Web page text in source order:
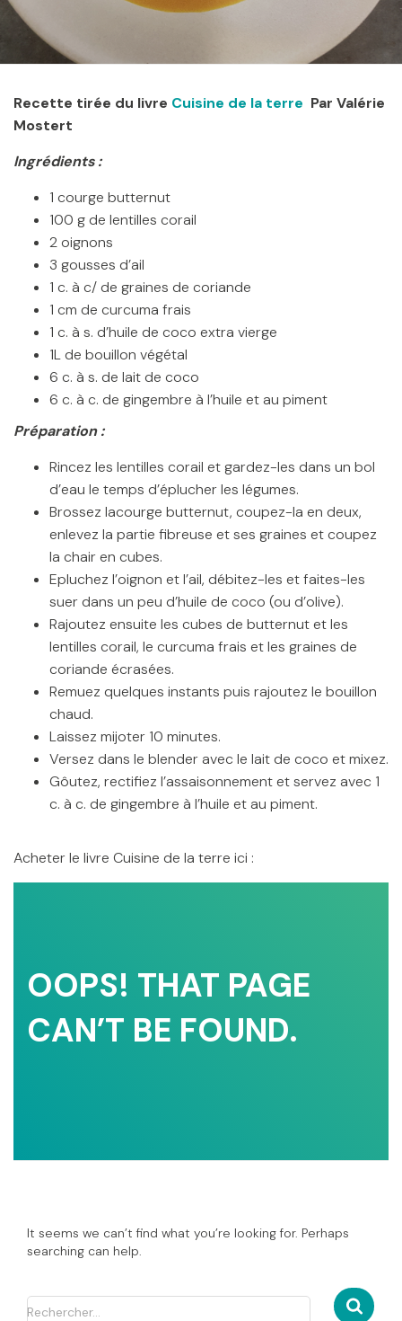
Recette tirée du livre Cuisine de la terre Par Valérie
Mostert
Ingrédients :
1 courge butternut
100 g de lentilles corail
2 oignons
3 gousses d’ail
1 c. à c/ de graines de coriande
1 cm de curcuma frais
1 c. à s. d’huile de coco extra vierge
1L de bouillon végétal
6 c. à s. de lait de coco
6 c. à c. de gingembre à l’huile et au piment
Préparation :
Rincez les lentilles corail et gardez-les dans un bol
d’eau le temps d’éplucher les légumes.
Brossez lacourge butternut, coupez-la en deux,
enlevez la partie fibreuse et ses graines et coupez
la chair en cubes.
Epluchez l’oignon et l’ail, débitez-les et faites-les
suer dans un peu d’huile de coco (ou d’olive).
Rajoutez ensuite les cubes de butternut et les
lentilles corail, le curcuma frais et les graines de
coriande écrasées.
Remuez quelques instants puis rajoutez le bouillon
chaud.
Laissez mijoter 10 minutes.
Versez dans le blender avec le lait de coco et mixez.
Gôutez, rectifiez l’assaisonnement et servez avec 1
c. à c. de gingembre à l’huile et au piment.
Acheter le livre Cuisine de la terre ici :